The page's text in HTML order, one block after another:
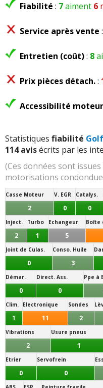
Fiabilité : 7aiment 6
Service après vente :
Entretien (coût): 8
Prix pièces détach.:
Accessibilité moteur
Statistiques fiabilité
114 avisécrits par les
(Ces données sont
motorisations
Casse Moteur V. EGR Catalys.
2 0 0
Inject. Turbo Echangeur Boîte
2 1 5
Joint de Culas. Conso. Huile
0 3
Démar. Direct. Ass. Ppe à
0 0
Clim. Electronique Sondes
1 11 2
Vibrations Usure pneus
2 1
Etrier Servofrein
0 0